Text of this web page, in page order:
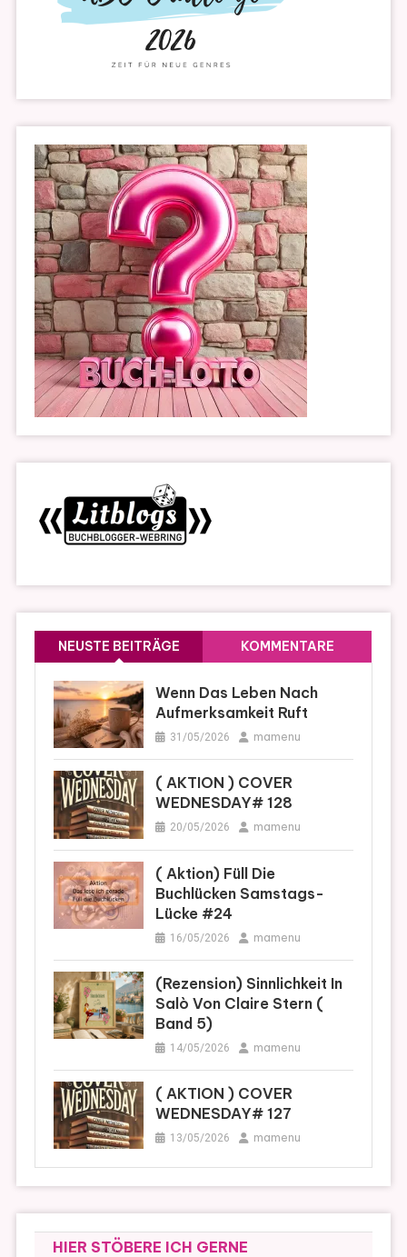
NEUSTE BEITRÄGE KOMMENTARE
Wenn Das Leben Nach
Aufmerksamkeit Ruft
31/05/2026 mamenu
( AKTION ) COVER
WEDNESDAY# 128
20/05/2026 mamenu
( Aktion) Füll Die
Buchlücken Samstags-
Lücke #24
16/05/2026 mamenu
(Rezension) Sinnlichkeit In
Salò Von Claire Stern (
Band 5)
14/05/2026 mamenu
( AKTION ) COVER
WEDNESDAY# 127
13/05/2026 mamenu
HIER STÖBERE ICH GERNE